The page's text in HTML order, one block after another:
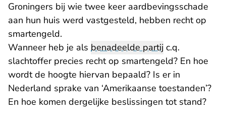
Groningers bij wie twee keer aardbevingsschade
aan hun huis werd vastgesteld, hebben recht op
smartengeld.
Wanneer heb je als benadeelde partij c.q.
slachtoffer precies recht op smartengeld? En hoe
wordt de hoogte hiervan bepaald? Is er in
Nederland sprake van ‘Amerikaanse toestanden’?
En hoe komen dergelijke beslissingen tot stand?